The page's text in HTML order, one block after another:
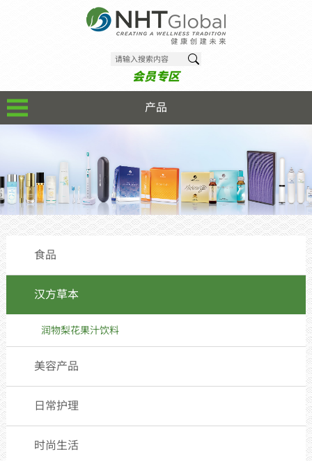
会员专区
产品
食品
汉方草本
润物梨花果汁饮料
美容产品
日常护理
时尚生活